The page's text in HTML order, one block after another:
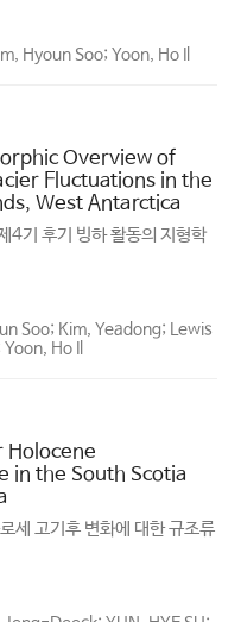
Hyoun Soo; Yoon, Ho Il
Overview of
Fluctuations in the
West Antarctica
4기 후기 빙하 활동의 지형학
Soo; Kim, Yeadong; Lewis
Ho Il
Holocene
in the South Scotia
세 고기후 변화에 대한 규조류